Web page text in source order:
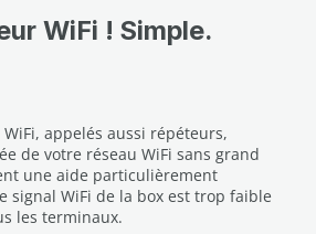
WiFi ! Simple.
appelés aussi répéteurs,
de votre réseau WiFi sans grand
une aide particulièrement
signal WiFi de la box est trop faible
les terminaux.